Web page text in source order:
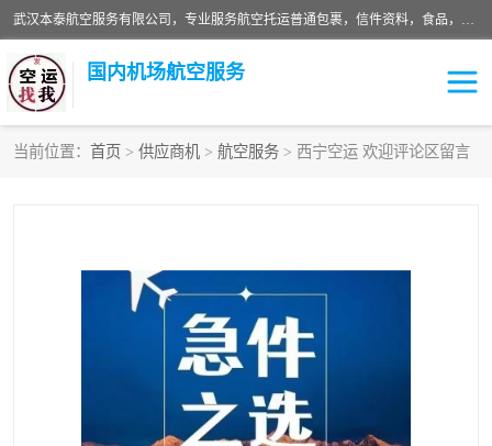
武汉本泰航空服务有限公司，专业服务航空托运普通包裹，信件资料，食品，服装，快消品等运输的专线空运，完善的网络服务确保为客户提供准确、*、安全的“门对门”服务，本着“诚信为本、精诚合作”的服务宗旨.“以安全运输为保障，以运价合理要求市场”的经营理念。武汉机场货运、武汉航空物流、武汉空运、武汉天河国际机场东方、南方、国际航空、机场空运业务覆盖国内二三线机场城市，如：武汉-敦煌、武汉-柳州等
国内机场航空服务
当前位置： 首页 > 供应商机 > 航空服务 > 西宁空运 欢迎评论区留言